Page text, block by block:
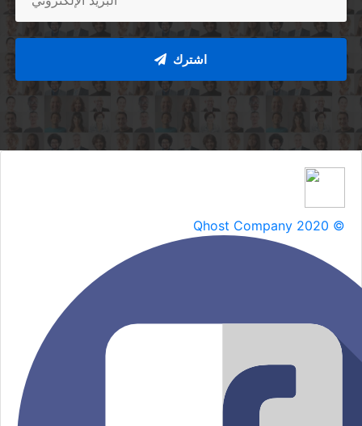
اشترك
Qhost Company 2020 ©